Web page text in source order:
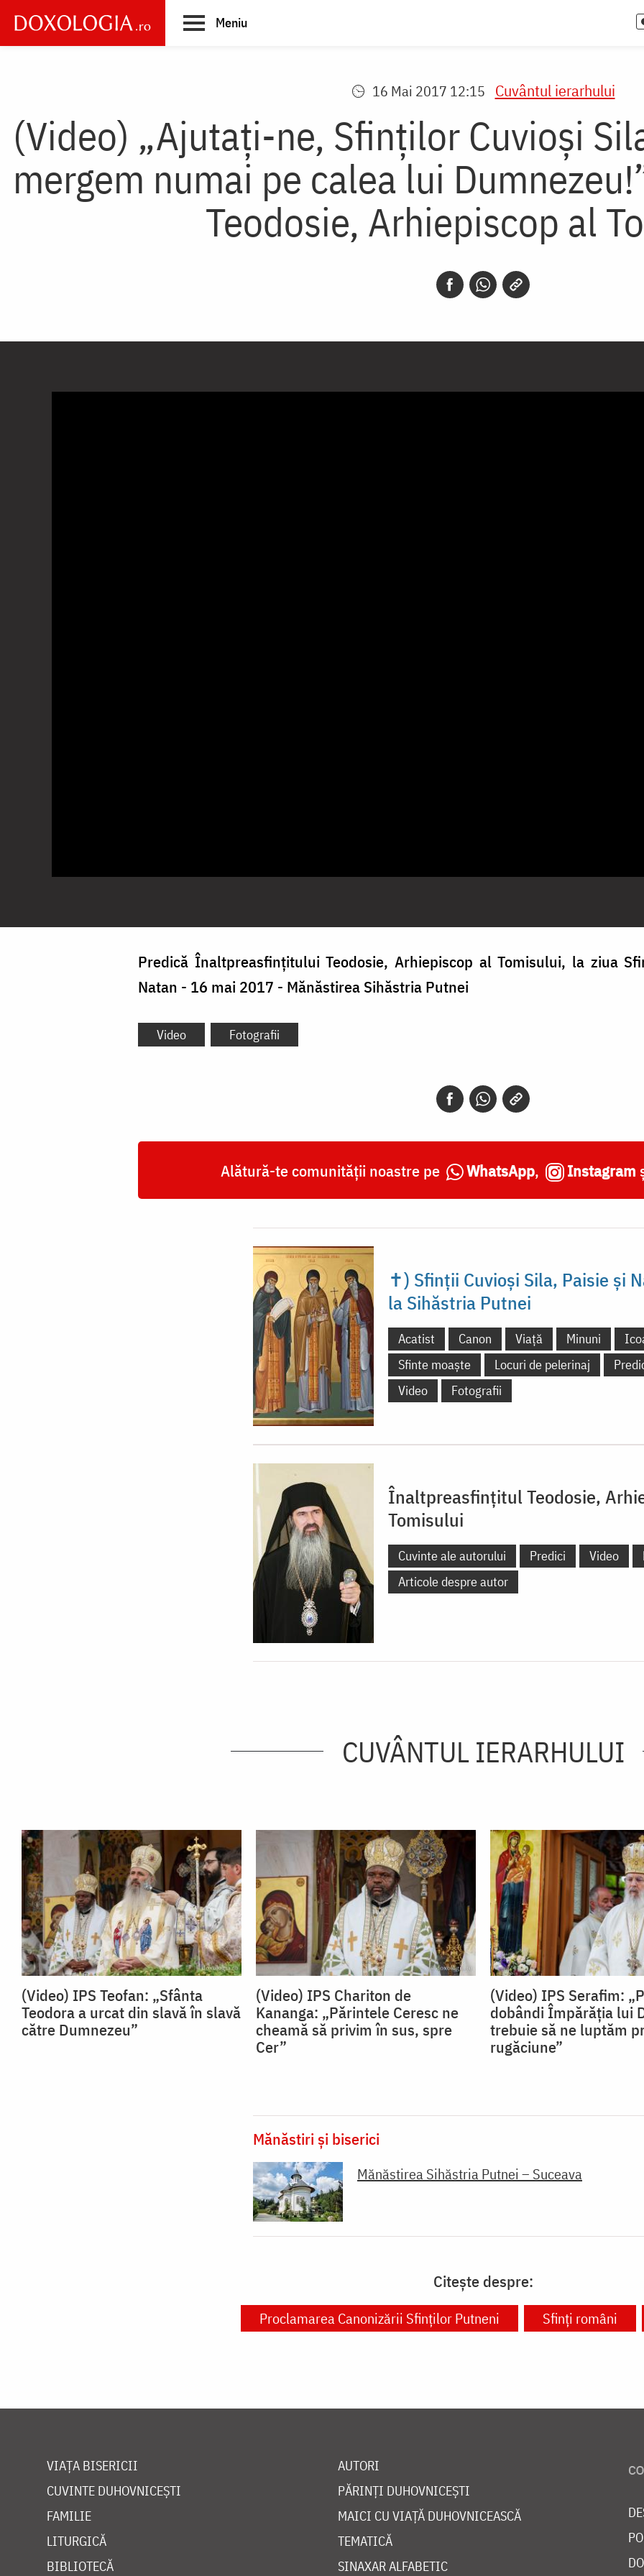
main
Meniu
16 Mai 2017 12:15 Cuvântul ierarhului
(Video) „Ajutați-ne, Sfinților Cuvioși
mergem numai pe calea lui
Teodosie, Arhiepiscop al
Predică Înaltpreasfințitului Teodosie, Arhiepiscop al Tomisului, la ziua
Natan - 16 mai 2017 - Mănăstirea Sihăstria Putnei
Video Fotografii
Alătură-te comunității noastre pe WhatsApp, Instagram
✝) Sfinții Cuvioși Sila, Paisie și
la Sihăstria Putnei
Acatist Canon Viață Minuni
Sfinte moaște
Locuri de pelerinaj
Video
Fotografii
Înaltpreasfințitul Teodosie,
Tomisului
Cuvinte ale autorului Predici Video
Articole despre autor
CUVÂNTUL IERARHULUI
(Video) IPS Teofan: „Sfânta
Teodora a urcat din slavă în slavă
către Dumnezeu”
(Video) IPS Chariton de
Kananga: „Părintele Ceresc ne
cheamă să privim în sus, spre
Cer”
(Video) IPS Serafim:
dobândi Împărăția lui
trebuie să ne luptăm
rugăciune”
Mănăstiri și biserici
Mănăstirea Sihăstria Putnei – Suceava
Citește despre:
Proclamarea Canonizării Sfinților Putneni Sfinți români
VIAȚA BISERICII
CUVINTE DUHOVNICEȘTI
FAMILIE
LITURGICĂ
BIBLIOTECĂ
AUTORI
PĂRINȚI DUHOVNICEȘTI
MAICI CU VIAȚĂ DUHOVNICEASCĂ
TEMATICĂ
SINAXAR ALFABETIC